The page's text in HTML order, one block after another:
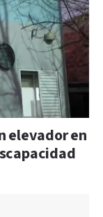
elevador en